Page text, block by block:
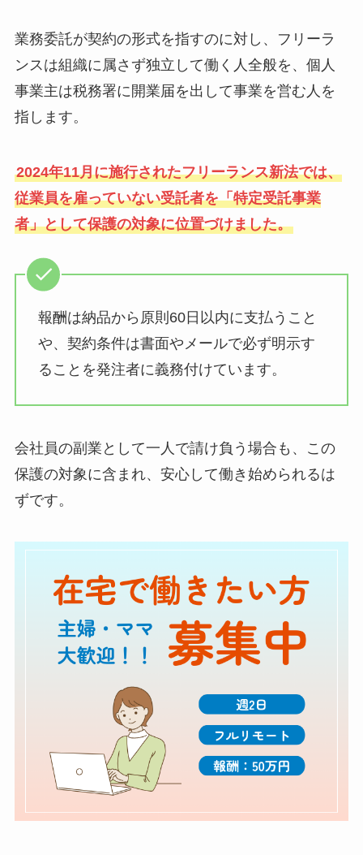
業務委託が契約の形式を指すのに対し、フリーラ
ンスは組織に属さず独立して働く人全般を、個人
事業主は税務署に開業届を出して事業を営む人を
指します。
2024年11月に施行されたフリーランス新法では、
従業員を雇っていない受託者を「特定受託事業
者」として保護の対象に位置づけました。
報酬は納品から原則60日以内に支払うこと
や、契約条件は書面やメールで必ず明示す
ることを発注者に義務付けています。
会社員の副業として一人で請け負う場合も、この
保護の対象に含まれ、安心して働き始められるは
ずです。